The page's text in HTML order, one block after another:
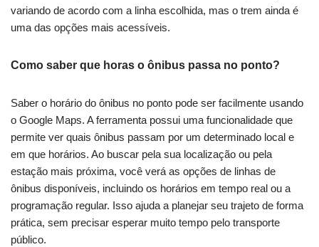
variando de acordo com a linha escolhida, mas o trem ainda é
uma das opções mais acessíveis.
Como saber que horas o ônibus passa no ponto?
Saber o horário do ônibus no ponto pode ser facilmente usando
o Google Maps. A ferramenta possui uma funcionalidade que
permite ver quais ônibus passam por um determinado local e
em que horários. Ao buscar pela sua localização ou pela
estação mais próxima, você verá as opções de linhas de
ônibus disponíveis, incluindo os horários em tempo real ou a
programação regular. Isso ajuda a planejar seu trajeto de forma
prática, sem precisar esperar muito tempo pelo transporte
público.